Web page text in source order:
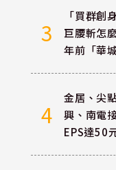
3
「買群創
巨腰斬怎
年前「華
4
金居、尖
興、南電
EPS達50